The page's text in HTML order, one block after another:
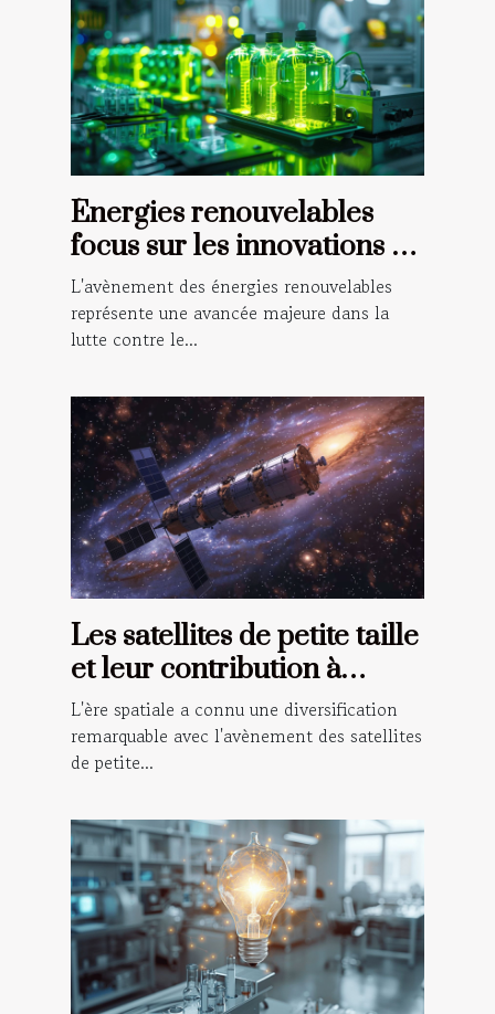
Énergies renouvelables
focus sur les innovations en
matière de stockage
d'énergie
L'avènement des énergies renouvelables
représente une avancée majeure dans la
lutte contre le...
Les satellites de petite taille
et leur contribution à
l'exploration spatiale
L'ère spatiale a connu une diversification
remarquable avec l'avènement des satellites
de petite...